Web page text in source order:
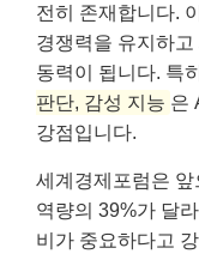
전히 존재합니다.
경쟁력을 유지하
동력이 됩니다. 특히
판단, 감성 지능 은
강점입니다.
세계경제포럼은
역량의 39%가 달
비가 중요하다고